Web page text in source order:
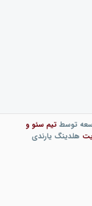
تیمسئوو
یارندی